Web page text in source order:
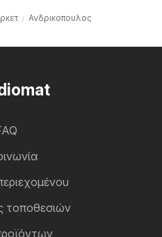
Ανδρικοπουλος
τοποθεσιών